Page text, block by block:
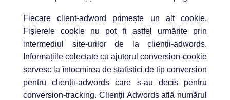
Fiecare client-adword primește un alt cookie.
Fișierele cookie nu pot fi astfel urmărite prin
intermediul site-urilor de la clienții-adwords.
Informațiile colectate cu ajutorul conversion-cookie
servesc la întocmirea de statistici de tip conversion
pentru clienții-adwords care s-au decis pentru
conversion-tracking. Clienții Adwords află numărul